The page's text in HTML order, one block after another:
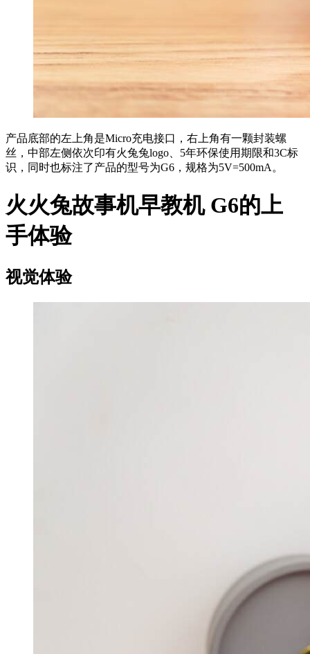
产品底部的左上角是Micro充电接口，右上角有一颗封装螺
丝，中部左侧依次印有火兔兔logo、5年环保使用期限和3C标
识，同时也标注了产品的型号为G6，规格为5V=500mA。
火火兔故事机早教机 G6的上
手体验
视觉体验